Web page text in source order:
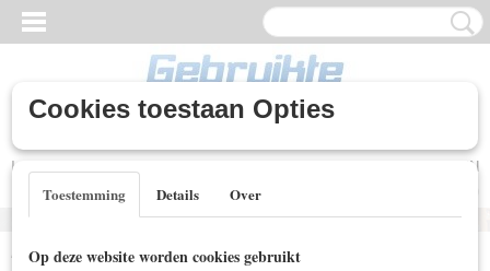
Inloggen
UW WINKELWAGEN
Home >Nieuwe DVD's>Thriller (Nieuw)>
Cookies toestaan Opties
Toestemming Details Over
Op deze website worden cookies gebruikt